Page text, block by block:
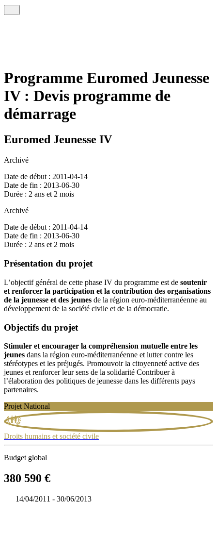
Programme Euromed Jeunesse
IV : Devis programme de
démarrage
Euromed Jeunesse IV
Archivé
Date de début : 2011-04-14
Date de fin : 2013-06-30
Durée : 2 ans et 2 mois
Archivé
Date de début : 2011-04-14
Date de fin : 2013-06-30
Durée : 2 ans et 2 mois
Présentation du projet
L’objectif général de cette phase IV du programme est de soutenir
et renforcer la participation et la contribution des organisations
de la jeunesse et des jeunes de la région euro-méditerranéenne au
développement de la société civile et de la démocratie.
Objectifs du projet
Stimuler et encourager la compréhension mutuelle entre les
jeunes dans la région euro-méditerranéenne et lutter contre les
stéréotypes et les préjugés. Promouvoir la citoyenneté active des
jeunes et renforcer leur sens de la solidarité Contribuer à
l’élaboration des politiques de jeunesse dans les différents pays
partenaires.
Projet National
Droits humains et société civile
Budget global
380 590 €
14/04/2011 - 30/06/2013